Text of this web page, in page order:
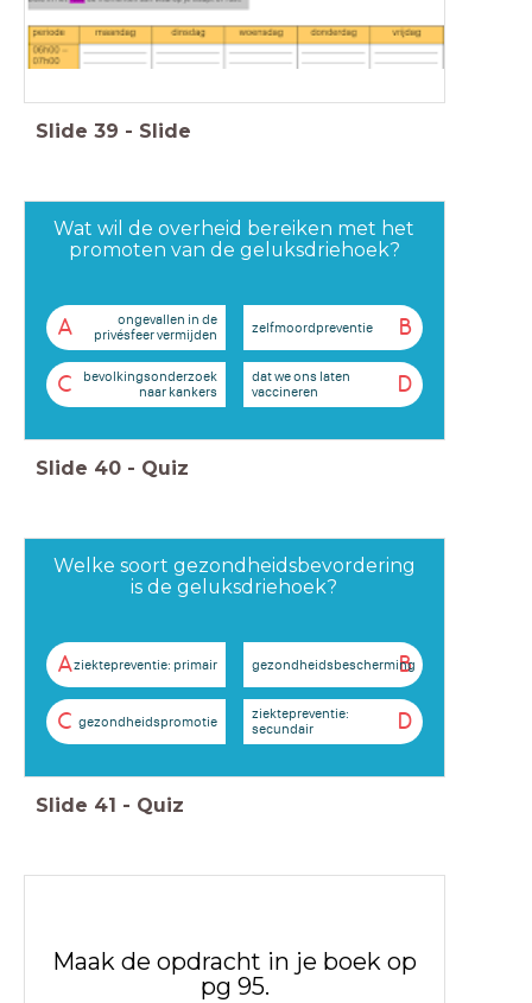
Slide 39 - Slide
Wat wil de overheid bereiken met het
promoten van de geluksdriehoek?
A
ongevallen in de
privésfeer vermijden
B
zelfmoordpreventie
C
bevolkingsonderzoek
naar kankers
D
dat we ons laten
vaccineren
Slide 40 - Quiz
Welke soort gezondheidsbevordering
is de geluksdriehoek?
Aziektepreventie: primair B
gezondheidsbescherming
C gezondheidspromotie D
ziektepreventie:
secundair
Slide 41 - Quiz
Maak de opdracht in je boek op
pg 95.